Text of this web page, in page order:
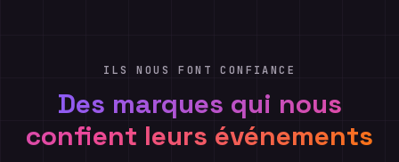
ILS NOUS FONT CONFIANCE
Des marques qui nous
confient leurs événements